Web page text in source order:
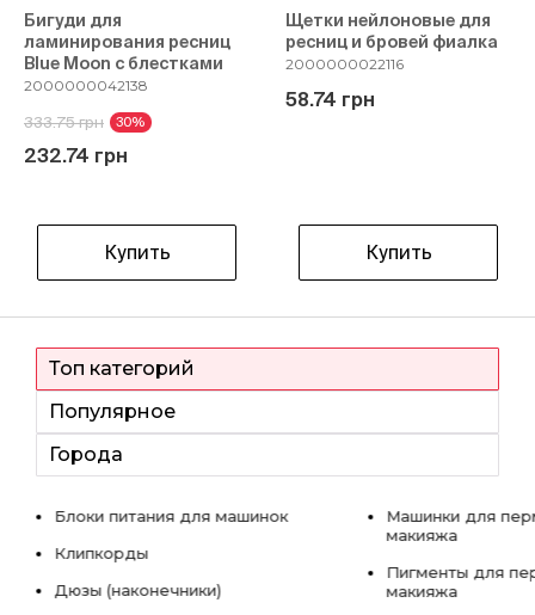
Бигуди для
ламинирования ресниц
Blue Moon с блестками
2000000042138
333.75 грн 30%
232.74 грн
Купить
Щетки нейлоновые для
ресниц и бровей фиалка
2000000022116
58.74 грн
Купить
Топ категорий
Популярное
Города
Блоки питания для машинок
Клипкорды
Дюзы (наконечники)
Машинки для
макияжа
Пигменты для
макияжа